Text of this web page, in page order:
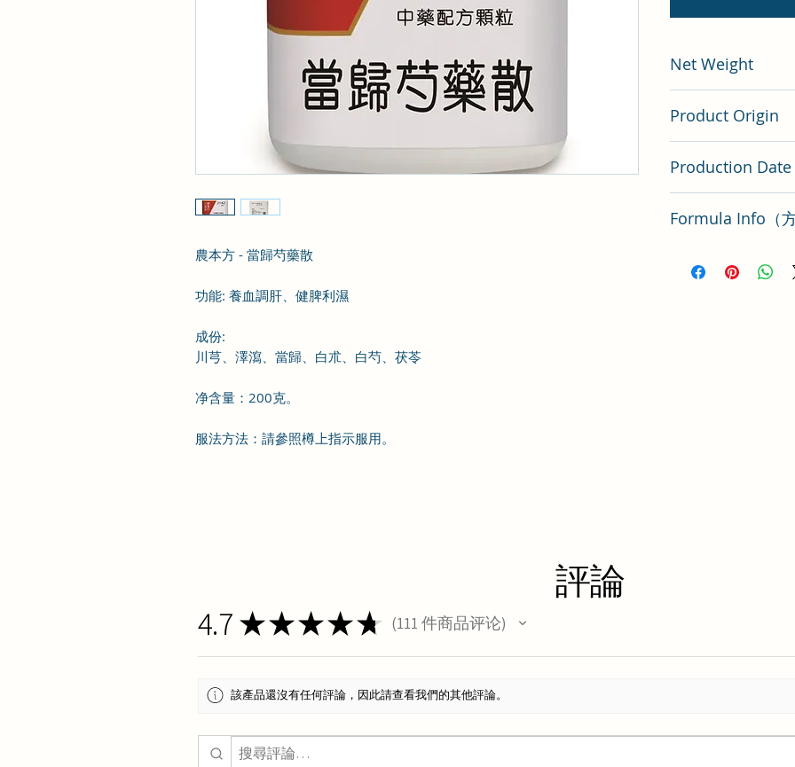
農本方 - 當歸芍藥散
功能: 養血調肝、健脾利濕
成份:
川芎、澤瀉、當歸、白朮、白芍、茯苓
净含量：200克。
服法方法： 請參照樽上指示服用。
Net Weight
Product Origin
Production Date
Formula Info（方
評論
4.7 ★★★★★ 111 件商品评论
111
該產品還沒有任何評論，因此請查看我們的其他評論。